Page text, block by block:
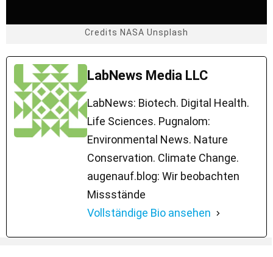
Credits NASA Unsplash
LabNews Media LLC
LabNews: Biotech. Digital Health.
Life Sciences. Pugnalom:
Environmental News. Nature
Conservation. Climate Change.
augenauf.blog: Wir beobachten
Missstände
Vollständige Bio ansehen